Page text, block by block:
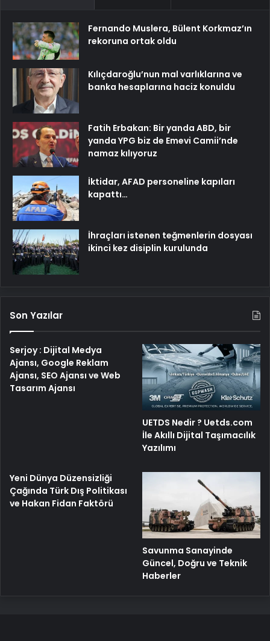
Fernando Muslera, Bülent Korkmaz’ın
rekoruna ortak oldu
Kılıçdaroğlu’nun mal varlıklarına ve
banka hesaplarına haciz konuldu
Fatih Erbakan: Bir yanda ABD, bir
yanda YPG biz de Emevi Camii’nde
namaz kılıyoruz
İktidar, AFAD personeline kapıları
kapattı…
İhraçları istenen teğmenlerin dosyası
ikinci kez disiplin kurulunda
Son Yazılar
Serjoy : Dijital Medya
Ajansı, Google Reklam
Ajansı, SEO Ajansı ve Web
Tasarım Ajansı
UETDS Nedir ? Uetds.com
İle Akıllı Dijital Taşımacılık
Yazılımı
Yeni Dünya Düzensizliği
Çağında Türk Dış Politikası
ve Hakan Fidan Faktörü
Savunma Sanayinde
Güncel, Doğru ve Teknik
Haberler